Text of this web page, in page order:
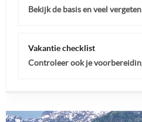
Bekijk de basis en veel
Vakantie checklist
Controleer ook je